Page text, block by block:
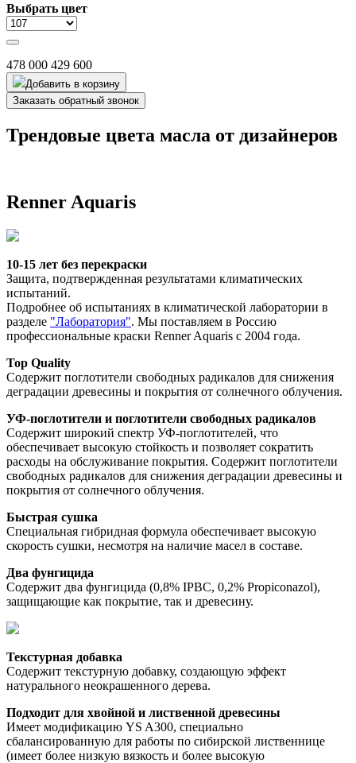
Выбрать цвет
478 000 429 600
Добавить в корзину
Заказать обратный звонок
Трендовые цвета масла от дизайнеров
Renner Aquaris
10-15 лет без перекраски
Защита, подтвержденная результатами климатических
испытаний.
Подробнее об испытаниях в климатической лаборатории в
разделе "Лаборатория". Мы поставляем в Россию
профессиональные краски Renner Aquaris с 2004 года.
Top Quality
Содержит поглотители свободных радикалов для снижения
деградации древесины и покрытия от солнечного облучения.
УФ-поглотители и поглотители свободных радикалов
Содержит широкий спектр УФ-поглотителей, что
обеспечивает высокую стойкость и позволяет сократить
расходы на обслуживание покрытия. Содержит поглотители
свободных радикалов для снижения деградации древесины и
покрытия от солнечного облучения.
Быстрая сушка
Специальная гибридная формула обеспечивает высокую
скорость сушки, несмотря на наличие масел в составе.
Два фунгицида
Содержит два фунгицида (0,8% IPBC, 0,2% Propiconazol),
защищающие как покрытие, так и древесину.
Текстурная добавка
Содержит текстурную добавку, создающую эффект
натурального неокрашенного дерева.
Подходит для хвойной и лиственной древесины
Имеет модификацию YS A300, специально
сбалансированную для работы по сибирской лиственнице
(имеет более низкую вязкость и более высокую